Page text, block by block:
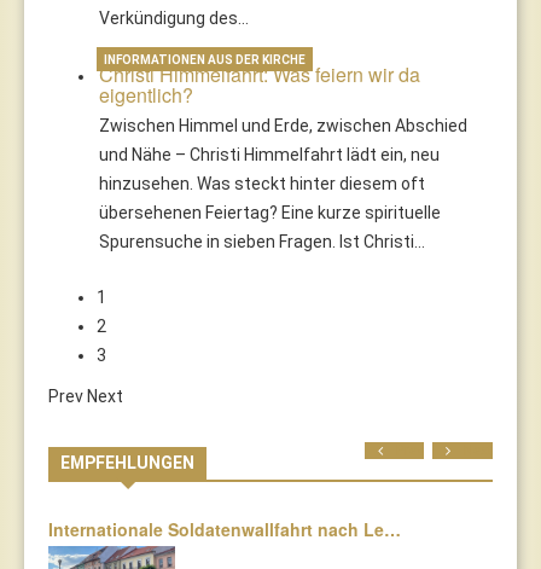
Verkündigung des…
Christi Himmelfahrt: Was feiern wir da
eigentlich?
Zwischen Himmel und Erde, zwischen Abschied
und Nähe – Christi Himmelfahrt lädt ein, neu
hinzusehen. Was steckt hinter diesem oft
übersehenen Feiertag? Eine kurze spirituelle
Spurensuche in sieben Fragen. Ist Christi…
INFORMATIONEN AUS DER KIRCHE
1
2
3
Prev Next
EMPFEHLUNGEN
Internationale Soldatenwallfahrt nach Le…